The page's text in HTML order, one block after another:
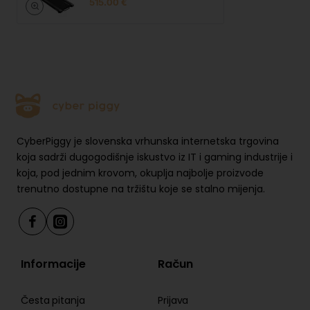
funkcije za oporavak i wellness.
kotača olakšavaju premještanje i spremanje.
Kompaktna forma osigurava minimalno zauzimanje
prostora kada se ne koristi.
Sadržaj paketa
• Električna steza
• Napojni kabel
• Bočica ulja za održavanje
• Sigurnosni ključ
CyberPiggy je slovenska vrhunska internetska trgovina
koja sadrži dugogodišnje iskustvo iz IT i gaming industrije i
koja, pod jednim krovom, okuplja najbolje proizvode
trenutno dostupne na tržištu koje se stalno mijenja.
Informacije
Česta pitanja
Račun
Prijava